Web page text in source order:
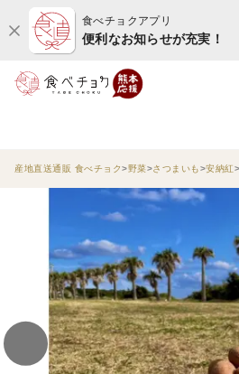
食べチョクアプリ
便利なお知らせが充実！
産地直送通販 食べチョク 野菜 さつまいも 安納紅